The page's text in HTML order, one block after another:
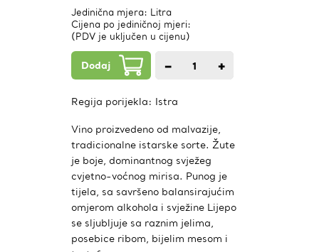
Jedinična mjera: Litra
Cijena po jediničnoj mjeri:
(PDV je uključen u cijenu)
Dodaj − 1 +
Regija porijekla: Istra
Vino proizvedeno od malvazije,
tradicionalne istarske sorte. Žute
je boje, dominantnog svježeg
cvjetno-voćnog mirisa. Punog je
tijela, sa savršeno balansirajućim
omjerom alkohola i svježine Lijepo
se sljubljuje sa raznim jelima,
posebice ribom, bijelim mesom i